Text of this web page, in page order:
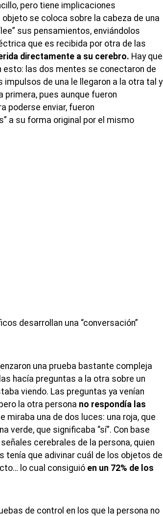
pero tiene implicaciones
objeto se coloca sobre la cabeza de una
sus pensamientos, enviándolos
que es recibida por otra de las
directamente a su cerebro. Hay que
esto: las dos mentes se conectaron de
impulsos de una le llegaron a la otra tal y
primera, pues aunque fueron
poderse enviar, fueron
a su forma original por el mismo
una prueba bastante compleja
hacía preguntas a la otra sobre un
viendo. Las preguntas ya venían
la otra persona no respondía las
miraba una de dos luces: una roja, que
verde, que significaba “sí”. Con base
cerebrales de la persona, quien
tenía que adivinar cuál de los objetos de
lo cual consiguió en un 72% de los
de control en los que la persona no